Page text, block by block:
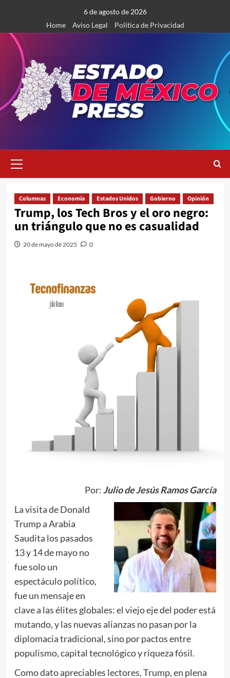
contenido
6 de agosto de 2026
Home
Aviso Legal Politica de Privacidad
primario
Columnas Economía Estados Unidos Gobierno Opinión
Trump, los Tech Bros y el oro negro:
un triángulo que no es casualidad
20 de mayo de 2025 0
Por:Julio de Jesús Ramos García
La visita de Donald
Trump a Arabia
Saudita los pasados
13 y 14 de mayo no
fue solo un
espectáculo político,
fue un mensaje en
clave a las élites globales: el viejo eje del poder está
mutando, y las nuevas alianzas no pasan por la
diplomacia tradicional, sino por pactos entre
populismo, capital tecnológico y riqueza fósil.
Como dato apreciables lectores, Trump, en plena